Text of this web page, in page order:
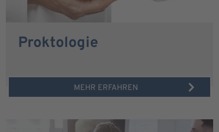
Proktologie
MEHR ERFAHREN